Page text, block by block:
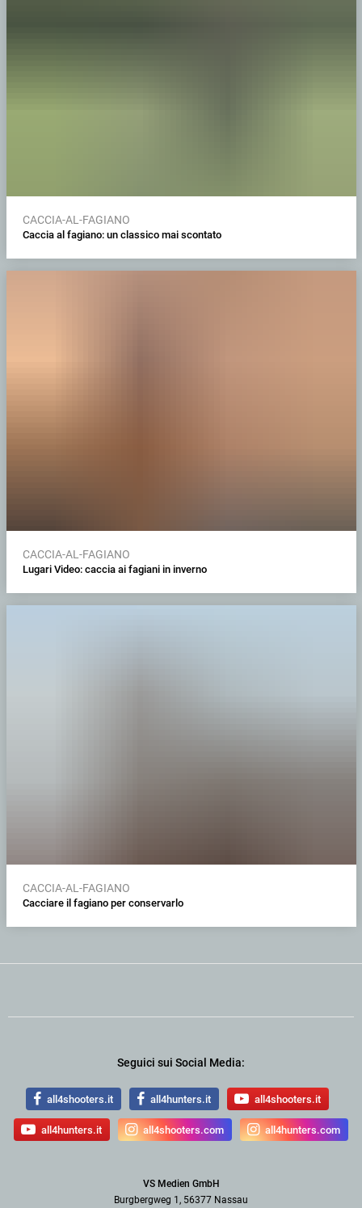
CACCIA-AL-FAGIANO
Caccia al fagiano: un classico mai scontato
CACCIA-AL-FAGIANO
Lugari Video: caccia ai fagiani in inverno
CACCIA-AL-FAGIANO
Cacciare il fagiano per conservarlo
Seguici sui Social Media:
all4shooters.it all4hunters.it all4shooters.it
all4hunters.it all4shooters.com all4hunters.com
VS Medien GmbH
Burgbergweg 1, 56377 Nassau